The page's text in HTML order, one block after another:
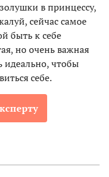
в принцессу,
сейчас самое
быть к себе
но очень важная
идеально, чтобы
себе.